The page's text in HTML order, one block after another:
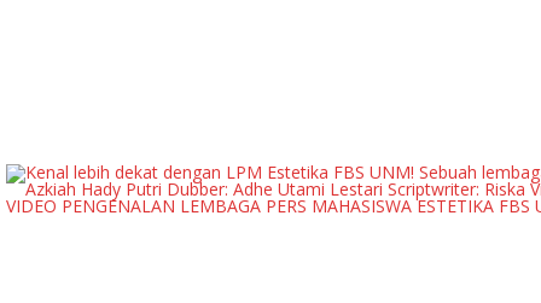
VIDEO PENGENALAN LEMBAGA PERS MAHASISWA ESTETIKA FBS